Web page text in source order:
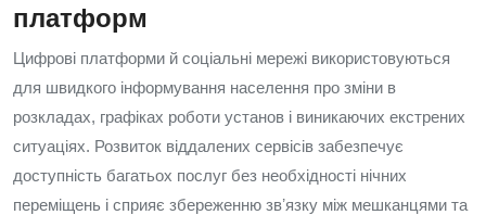
платформ
Цифрові платформи й соціальні мережі використовуються
для швидкого інформування населення про зміни в
розкладах, графіках роботи установ і виникаючих екстрених
ситуаціях. Розвиток віддалених сервісів забезпечує
доступність багатьох послуг без необхідності нічних
переміщень і сприяє збереженню звʼязку між мешканцями та